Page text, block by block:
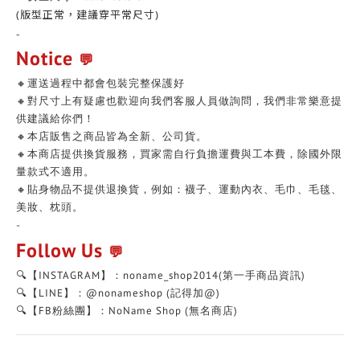
(版型正常，建議穿平常尺寸)
-
Notice 💬
🔸運送過程中都會包裝完整保護好
🔸對尺寸上有疑慮也歡迎向我們客服人員做詢問，我們非常樂意提
供建議給你們！
🔸本店販售之商品皆為全新、公司貨。
🔸本商店提供換貨服務，買家需自行負擔運費與工本費，除國外限
量款式不適用。
🔸貼身物品不提供退換貨，例如：襪子、運動內衣、毛巾、毛毯、
美妝、枕頭。
-
Follow Us 💬
🔍【INSTAGRAM】：noname_shop2014(第一手商品資訊)
🔍【LINE】：@nonameshop (記得加@)
🔍【FB粉絲團】：NoName Shop (無名商店)